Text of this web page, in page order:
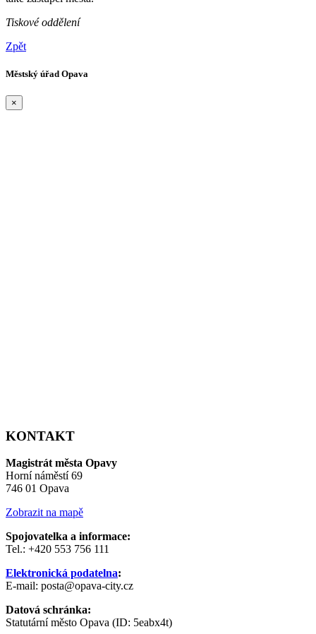
Tiskové oddělení
Zpět
Městský úřad Opava
×
KONTAKT
Magistrát města Opavy
Horní náměstí 69
746 01 Opava
Zobrazit na mapě
Spojovatelka a informace:
Tel.: +420 553 756 111
Elektronická podatelna:
E-mail: posta@opava-city.cz
Datová schránka:
Statutární město Opava (ID: 5eabx4t)